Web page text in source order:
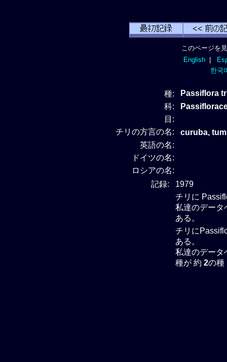
このページを
English|
한국
種:
Passiflora
科:
目:
チリの方言の名:
curuba,
英語の名:
ドイツの名:
ロシアの名:
記録:
1979
チリに
私達のデータ
ある。
チリに
ある。
私達のデータ
種が 約 2の